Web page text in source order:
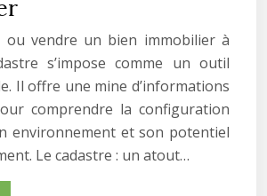
ou vendre un bien immobilier à
s’impose comme un outil
Il offre une mine d’informations
comprendre la configuration
environnement et son potentiel
Le cadastre : un atout…